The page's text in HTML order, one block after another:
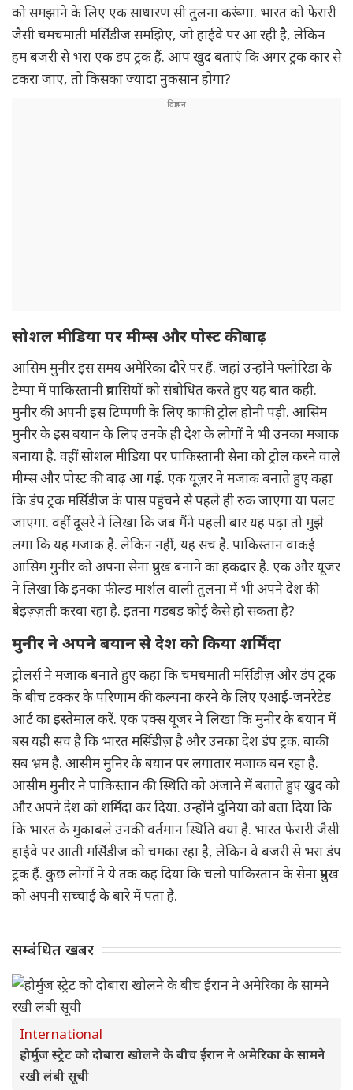
को समझाने के लिए एक साधारण सी तुलना करूंगा. भारत को फेरारी
जैसी चमचमाती मर्सिडीज समझिए, जो हाईवे पर आ रही है, लेकिन
हम बजरी से भरा एक डंप ट्रक हैं. आप खुद बताएं कि अगर ट्रक कार से
टकरा जाए, तो किसका ज्यादा नुकसान होगा?
सोशल मीडिया पर मीम्स और पोस्ट की बाढ़
आसिम मुनीर इस समय अमेरिका दौरे पर हैं. जहां उन्होंने फ्लोरिडा के
टैम्पा में पाकिस्तानी प्रवासियों को संबोधित करते हुए यह बात कही.
मुनीर की अपनी इस टिप्पणी के लिए काफी ट्रोल होनी पड़ी. आसिम
मुनीर के इस बयान के लिए उनके ही देश के लोगों ने भी उनका मजाक
बनाया है. वहीं सोशल मीडिया पर पाकिस्तानी सेना को ट्रोल करने वाले
मीम्स और पोस्ट की बाढ़ आ गई. एक यूज़र ने मजाक बनाते हुए कहा
कि डंप ट्रक मर्सिडीज़ के पास पहुंचने से पहले ही रुक जाएगा या पलट
जाएगा. वहीं दूसरे ने लिखा कि जब मैंने पहली बार यह पढ़ा तो मुझे
लगा कि यह मजाक है. लेकिन नहीं, यह सच है. पाकिस्तान वाकई
आसिम मुनीर को अपना सेना प्रमुख बनाने का हकदार है. एक और यूजर
ने लिखा कि इनका फील्ड मार्शल वाली तुलना में भी अपने देश की
बेइज़्ज़ती करवा रहा है. इतना गड़बड़ कोई कैसे हो सकता है?
मुनीर ने अपने बयान से देश को किया शर्मिंदा
ट्रोलर्स ने मजाक बनाते हुए कहा कि चमचमाती मर्सिडीज़ और डंप ट्रक
के बीच टक्कर के परिणाम की कल्पना करने के लिए एआई-जनरेटेड
आर्ट का इस्तेमाल करें. एक एक्स यूजर ने लिखा कि मुनीर के बयान में
बस यही सच है कि भारत मर्सिडीज़ है और उनका देश डंप ट्रक. बाकी
सब भ्रम है. आसीम मुनिर के बयान पर लगातार मजाक बन रहा है.
आसीम मुनीर ने पाकिस्तान की स्थिति को अंजाने में बताते हुए खुद को
और अपने देश को शर्मिंदा कर दिया. उन्होंने दुनिया को बता दिया कि
कि भारत के मुकाबले उनकी वर्तमान स्थिति क्या है. भारत फेरारी जैसी
हाईवे पर आती मर्सिडीज़ को चमका रहा है, लेकिन वे बजरी से भरा डंप
ट्रक हैं. कुछ लोगों ने ये तक कह दिया कि चलो पाकिस्तान के सेना प्रमुख
को अपनी सच्चाई के बारे में पता है.
सम्बंधित खबर
International
होर्मुज स्ट्रेट को दोबारा खोलने के बीच ईरान ने अमेरिका के सामने
रखी लंबी सूची